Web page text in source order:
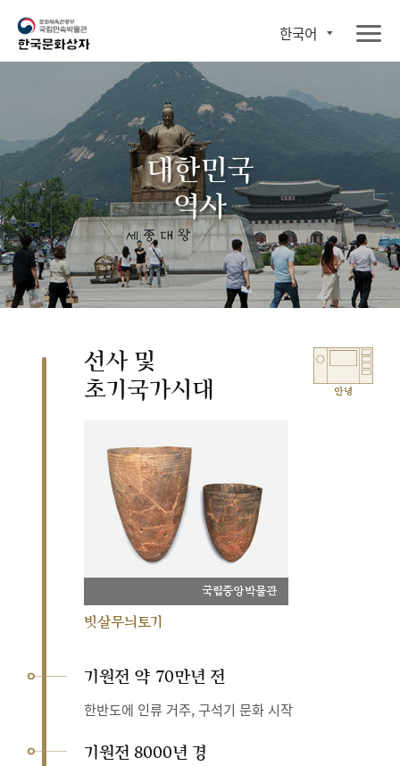
한국어
대한민국
역사
안녕
선사 및
초기국가시대
국립중앙박물관
빗살무늬토기
기원전 약 70만년 전
한반도에 인류 거주, 구석기 문화 시작
기원전 8000년 경